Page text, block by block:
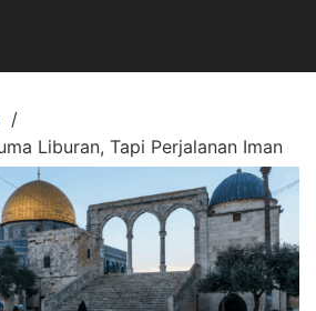
Liburan, Tapi Perjalanan Iman